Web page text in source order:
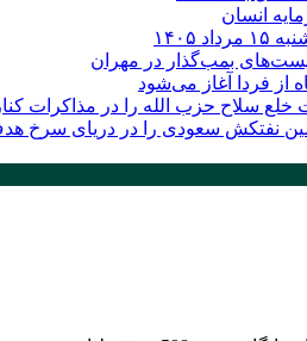
انسان
۱۴۰۵
بمب‌گذار در مهران
از فردا آغاز می‌شود
خلع سلاح حزب الله را در مذاکرات
نفتکش سعودی را در دریای سرخ